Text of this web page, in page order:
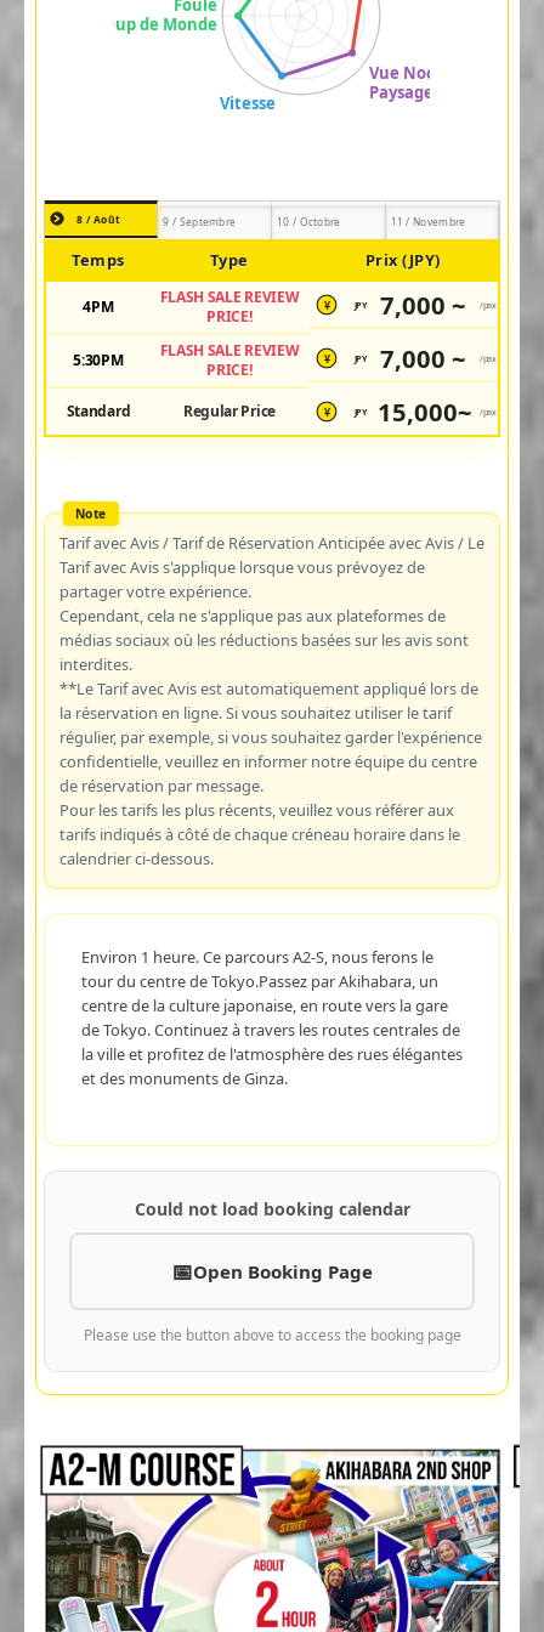
8 / Août 9 / Septembre 10 / Octobre 11 / Novembre
Temps Type Prix (JPY)
4PM
FLASH SALE REVIEW
PRICE!
¥ JPY 7,000 ~ /pax
5:30PM
FLASH SALE REVIEW
PRICE!
¥ JPY 7,000 ~ /pax
Standard Regular Price ¥ JPY 15,000~ /pax
Tarif avec Avis / Tarif de Réservation Anticipée avec Avis / Le
Tarif avec Avis s'applique lorsque vous prévoyez de
partager votre expérience.
Cependant, cela ne s'applique pas aux plateformes de
médias sociaux où les réductions basées sur les avis sont
interdites.
**Le Tarif avec Avis est automatiquement appliqué lors de
la réservation en ligne. Si vous souhaitez utiliser le tarif
régulier, par exemple, si vous souhaitez garder l'expérience
confidentielle, veuillez en informer notre équipe du centre
de réservation par message.
Pour les tarifs les plus récents, veuillez vous référer aux
tarifs indiqués à côté de chaque créneau horaire dans le
calendrier ci-dessous.
Environ 1 heure. Ce parcours A2-S, nous ferons le
tour du centre de Tokyo.Passez par Akihabara, un
centre de la culture japonaise, en route vers la gare
de Tokyo. Continuez à travers les routes centrales de
la ville et profitez de l'atmosphère des rues élégantes
et des monuments de Ginza.
Could not load booking calendar
Open Booking Page
Please use the button above to access the booking page